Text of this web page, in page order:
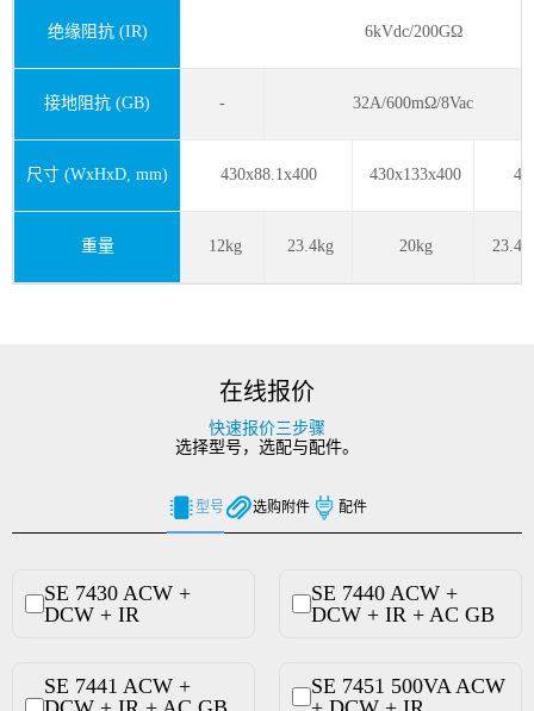
绝缘阻抗 (IR) 6kVdc/200GΩ
接地阻抗 (GB) - 32A/600mΩ/8Vac
尺寸 (WxHxD, mm) 430x88.1x400 430x133x400
重量 12kg 23.4kg 20kg
在线报价
快速报价三步骤
选择型号，选配与配件。
型号 选购附件 配件
SE 7430 ACW +
DCW + IR
SE 7440 ACW +
DCW + IR + AC GB
SE 7441 ACW +
SE 7451 500VA ACW